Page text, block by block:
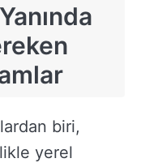
biri,
yerel